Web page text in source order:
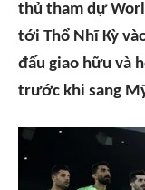
thủ tham dự
tới Thổ Nhĩ Kỳ
đấu giao hữu và
trước khi sang